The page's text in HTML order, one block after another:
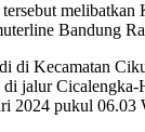
Bandung
di Kecamatan
di jalur
2024 pukul 06.03